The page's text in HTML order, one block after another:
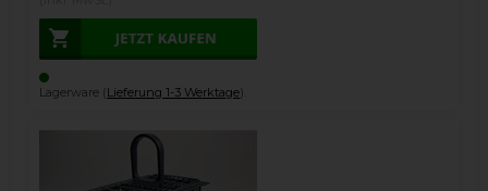
Lagerware (Lieferung 1-3 Werktage).